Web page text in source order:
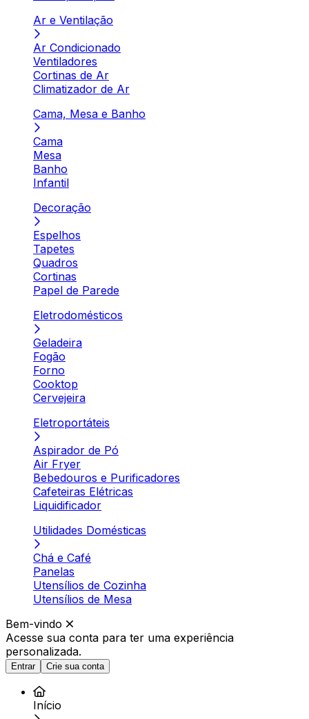
Ar e Ventilação
Ar Condicionado
Ventiladores
Cortinas de Ar
Climatizador de Ar
Cama, Mesa e Banho
Cama
Mesa
Banho
Infantil
Decoração
Espelhos
Tapetes
Quadros
Cortinas
Papel de Parede
Eletrodomésticos
Geladeira
Fogão
Forno
Cooktop
Cervejeira
Eletroportáteis
Aspirador de Pó
Air Fryer
Bebedouros e Purificadores
Cafeteiras Elétricas
Liquidificador
Utilidades Domésticas
Chá e Café
Panelas
Utensílios de Cozinha
Utensílios de Mesa
Bem-vindo
Acesse sua conta para ter uma experiência
personalizada.
Entrar Crie sua conta
Início